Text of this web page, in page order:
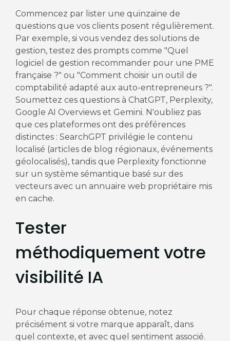
Commencez par lister une quinzaine de
questions que vos clients posent régulièrement.
Par exemple, si vous vendez des solutions de
gestion, testez des prompts comme "Quel
logiciel de gestion recommander pour une PME
française ?" ou "Comment choisir un outil de
comptabilité adapté aux auto-entrepreneurs ?".
Soumettez ces questions à ChatGPT, Perplexity,
Google AI Overviews et Gemini. N'oubliez pas
que ces plateformes ont des préférences
distinctes : SearchGPT privilégie le contenu
localisé (articles de blog régionaux, événements
géolocalisés), tandis que Perplexity fonctionne
sur un système sémantique basé sur des
vecteurs avec un annuaire web propriétaire mis
en cache.
Tester
méthodiquement votre
visibilité IA
Pour chaque réponse obtenue, notez
précisément si votre marque apparaît, dans
quel contexte, et avec quel sentiment associé.